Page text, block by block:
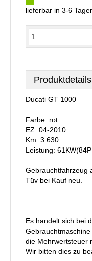
lieferbar in 3-6
Produktdetails
Ducati GT 1000
Farbe: rot
EZ: 04-2010
Km: 3.630
Leistung:
Gebrauchtfahrzeug
Tüv bei Kauf neu.
Es handelt sich bei
die Mehrwertsteuer
Wir bitten dies zu